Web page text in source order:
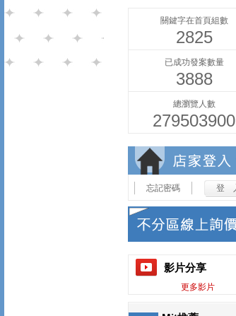
關鍵字在首頁組數
2825
已成功發案數量
3888
總瀏覽人數
279503900
忘記密碼
影片分享
更多影片